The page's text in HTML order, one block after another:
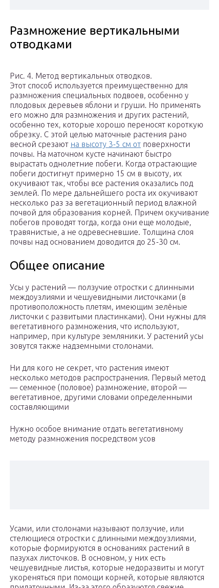
Размножение вертикальными
отводками
Рис. 4. Метод вертикальных отводков.
Этот способ используется преимущественно для
размножения специальных подвоев, особенно у
плодовых деревьев яблони и груши. Но применять
его можно для размножения и других растений,
особенно тех, которые хорошо переносят короткую
обрезку. С этой целью маточные растения рано
весной срезают на высоту 3-5 см от поверхности
почвы. На маточном кусте начинают быстро
вырастать однолетние побеги. Когда отрастающие
побеги достигнут примерно 15 см в высоту, их
окучивают так, чтобы все растения оказались под
землей. По мере дальнейшего роста их окучивают
несколько раз за вегетационный период влажной
почвой для образования корней. Причем окучивание
побегов проводят тогда, когда они еще молодые,
травянистые, а не одревесневшие. Толщина слоя
почвы над основанием доводится до 25-30 см.
Общее описание
Усы у растений — ползучие отростки с длинными
междоузлиями и чешуевидными листочками (в
противоположность плетям, имеющим зелёные
листочки с развитыми пластинками). Они нужны для
вегетативного размножения, что используют,
например, при культуре земляники. У растений усы
зовутся также надземными столонами.
Ни для кого не секрет, что растения имеют
несколько методов распространения. Первый метод
— семенное (половое) размножение, второй —
вегетативное, другими словами определенными
составляющими
Нужно особое внимание отдать вегетативному
методу размножения посредством усов
Усами, или столонами называют ползучие, или
стелющиеся отростки с длинными междоузлиями,
которые формируются в основаниях растений в
пазухах листочков. В основном, у них есть
чешуевидные листья, которые недоразвиты и могут
укореняться при помощи корней, которые являются